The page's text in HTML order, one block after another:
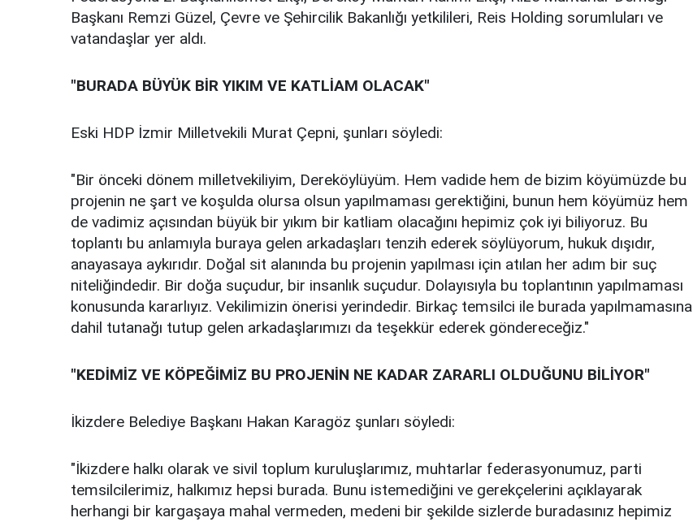
Başkanı Remzi Güzel, Çevre ve Şehircilik Bakanlığı yetkilileri, Reis Holding sorumluları ve
vatandaşlar yer aldı.
"BURADA BÜYÜK BİR YIKIM VE KATLİAM OLACAK"
Eski HDP İzmir Milletvekili Murat Çepni, şunları söyledi:
"Bir önceki dönem milletvekiliyim, Dereköylüyüm. Hem vadide hem de bizim köyümüzde bu
projenin ne şart ve koşulda olursa olsun yapılmaması gerektiğini, bunun hem köyümüz hem
de vadimiz açısından büyük bir yıkım bir katliam olacağını hepimiz çok iyi biliyoruz. Bu
toplantı bu anlamıyla buraya gelen arkadaşları tenzih ederek söylüyorum, hukuk dışıdır,
anayasaya aykırıdır. Doğal sit alanında bu projenin yapılması için atılan her adım bir suç
niteliğindedir. Bir doğa suçudur, bir insanlık suçudur. Dolayısıyla bu toplantının yapılmaması
konusunda kararlıyız. Vekilimizin önerisi yerindedir. Birkaç temsilci ile burada yapılmamasına
dahil tutanağı tutup gelen arkadaşlarımızı da teşekkür ederek göndereceğiz."
"KEDİMİZ VE KÖPEĞİMİZ BU PROJENİN NE KADAR ZARARLI OLDUĞUNU BİLİYOR"
İkizdere Belediye Başkanı Hakan Karagöz şunları söyledi:
"İkizdere halkı olarak ve sivil toplum kuruluşlarımız, muhtarlar federasyonumuz, parti
temsilcilerimiz, halkımız hepsi burada. Bunu istemediğini ve gerekçelerini açıklayarak
herhangi bir kargaşaya mahal vermeden, medeni bir şekilde sizlerde buradasınız hepimiz